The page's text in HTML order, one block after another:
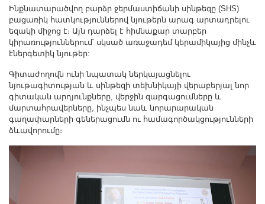
Объявления
Карта сайта
Поиск
Ինքնատարածվող բարձր ջերմաստիճանի սինթեզը (SHS)
բացառիկ հատկություններով նյութերն արագ արտադրելու
եզակի միջոց է։ Այն դարձել է հիմնաքար տարբեր
կիրառություններում՝ սկսած առաջադեմ կերամիկայից մինչև
էներգետիկ նյութեր:
Գիտաժողովն ունի նպատակ ներկայացնելու
նյութագիտության և սինթեզի տեխնիկայի վերաբերյալ նոր
գիտական արդյունքները, վերջին զարգացումները և
մարտահրավերները, ինչպես նաև նորարարական
գաղափարների գեներացումն ու համագործակցությունների
ձևավորումը։